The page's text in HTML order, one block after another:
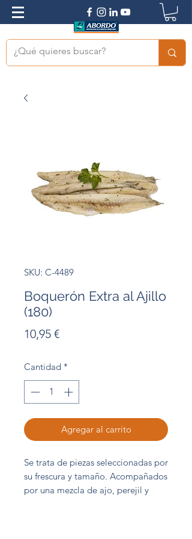
SKU: C-4489
Boquerón Extra al Ajillo
(180)
10,95 €Precio
Cantidad *
Agregar al carrito
Se trata de piezas seleccionadas por
su frescura y tamaño. Acompañados
por una mezcla de ajo, perejil y